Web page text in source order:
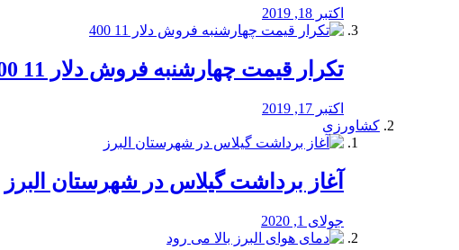
اکتبر 18, 2019
تکرار قیمت چهارشنبه فروش دلار 11 400
اکتبر 17, 2019
کشاورزی
آغاز برداشت گیلاس در شهرستان البرز
جولای 1, 2020